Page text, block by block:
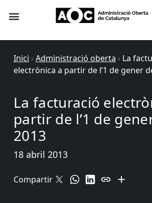
Inici › Administració oberta › La
electrònica a partir de l’1 de gener
La facturació
partir de l’1 de
2013
18 abril 2013
Compartir